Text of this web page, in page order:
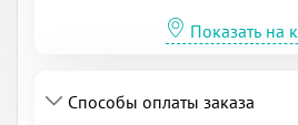
Показать на
Способы оплаты заказа